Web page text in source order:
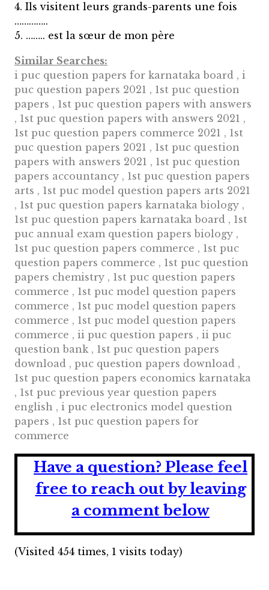
4. Ils visitent leurs grands-parents une fois
…………..
5. …….. est la sœur de mon père
Similar Searches:
i puc question papers for karnataka board , i
puc question papers 2021 , 1st puc question
papers , 1st puc question papers with answers
, 1st puc question papers with answers 2021 ,
1st puc question papers commerce 2021 , 1st
puc question papers 2021 , 1st puc question
papers with answers 2021 , 1st puc question
papers accountancy , 1st puc question papers
arts , 1st puc model question papers arts 2021
, 1st puc question papers karnataka biology ,
1st puc question papers karnataka board , 1st
puc annual exam question papers biology ,
1st puc question papers commerce , 1st puc
question papers commerce , 1st puc question
papers chemistry , 1st puc question papers
commerce , 1st puc model question papers
commerce , 1st puc model question papers
commerce , 1st puc model question papers
commerce , ii puc question papers , ii puc
question bank , 1st puc question papers
download , puc question papers download ,
1st puc question papers economics karnataka
, 1st puc previous year question papers
english , i puc electronics model question
papers , 1st puc question papers for
commerce
Have a question? Please feel
free to reach out by leaving
a comment below
(Visited 454 times, 1 visits today)